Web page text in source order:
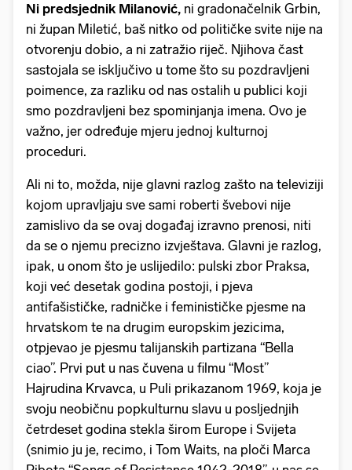
Ni predsjednik Milanović, ni gradonačelnik Grbin,
ni župan Miletić, baš nitko od političke svite nije na
otvorenju dobio, a ni zatražio riječ. Njihova čast
sastojala se isključivo u tome što su pozdravljeni
poimence, za razliku od nas ostalih u publici koji
smo pozdravljeni bez spominjanja imena. Ovo je
važno, jer određuje mjeru jednoj kulturnoj
proceduri.
Ali ni to, možda, nije glavni razlog zašto na televiziji
kojom upravljaju sve sami roberti švebovi nije
zamislivo da se ovaj događaj izravno prenosi, niti
da se o njemu precizno izvještava. Glavni je razlog,
ipak, u onom što je uslijedilo: pulski zbor Praksa,
koji već desetak godina postoji, i pjeva
antifašističke, radničke i feminističke pjesme na
hrvatskom te na drugim europskim jezicima,
otpjevao je pjesmu talijanskih partizana “Bella
ciao”. Prvi put u nas čuvena u filmu “Most”
Hajrudina Krvavca, u Puli prikazanom 1969, koja je
svoju neobičnu popkulturnu slavu u posljednjih
četrdeset godina stekla širom Europe i Svijeta
(snimio ju je, recimo, i Tom Waits, na ploči Marca